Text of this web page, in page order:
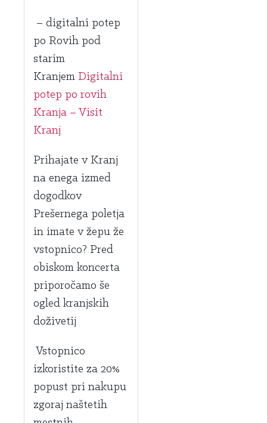
– digitalni potep
po Rovih pod
starim
Kranjem Digitalni
potep po rovih
Kranja – Visit
Kranj
Prihajate v Kranj
na enega izmed
dogodkov
Prešernega poletja
in imate v žepu že
vstopnico? Pred
obiskom koncerta
priporočamo še
ogled kranjskih
doživetij
Vstopnico
izkoristite za 20%
popust pri nakupu
zgoraj naštetih